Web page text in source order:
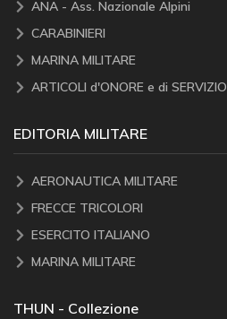
ANA - Ass. Nazionale Alpini
CARABINIERI
MARINA MILITARE
ARTICOLI d'ONORE e di SERVIZIO
EDITORIA MILITARE
AERONAUTICA MILITARE
FRECCE TRICOLORI
ESERCITO ITALIANO
MARINA MILITARE
THUN - Collezione